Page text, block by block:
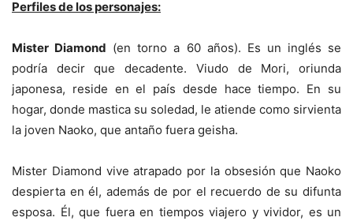
Perfiles de los personajes:
Mister Diamond (en torno a 60 años). Es un inglés se
podría decir que decadente. Viudo de Mori, oriunda
japonesa, reside en el país desde hace tiempo. En su
hogar, donde mastica su soledad, le atiende como sirvienta
la joven Naoko, que antaño fuera geisha.
Mister Diamond vive atrapado por la obsesión que Naoko
despierta en él, además de por el recuerdo de su difunta
esposa. Él, que fuera en tiempos viajero y vividor, es un